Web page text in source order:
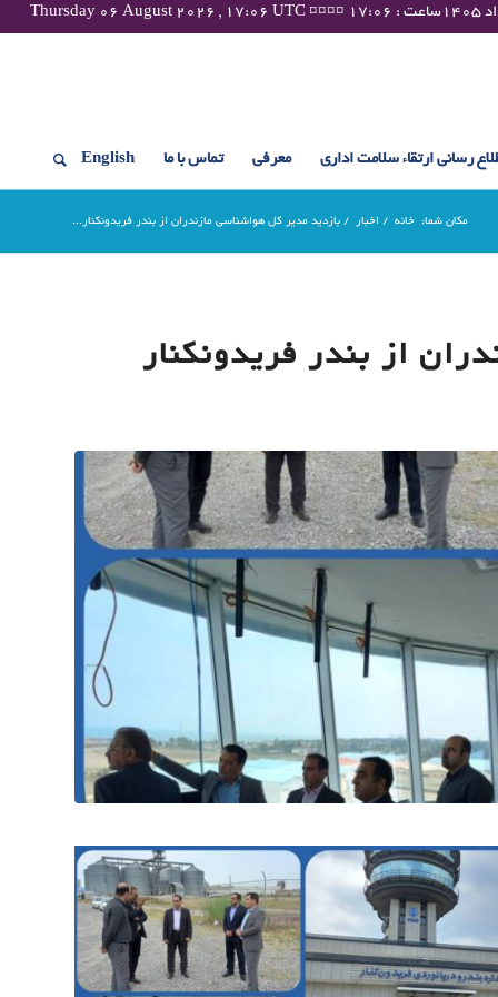
رسانی ارتقاء سلامت اداری معرفی تماس با ما English
مکان شما: خانه / اخبار / بازدید مدیر کل هواشناسی مازندران از بندر فریدونکنار...
از بندر فریدونکنار